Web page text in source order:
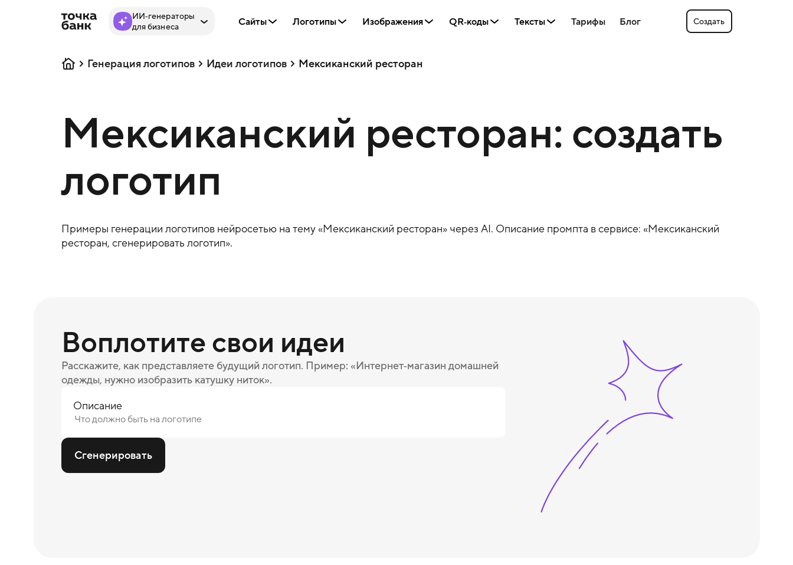
ИИ‑генераторы
для бизнеса
Сайты Логотипы Изображения QR‑коды Тексты Тарифы Блог Создать
Генерация логотипов Идеи логотипов Мексиканский ресторан
Мексиканский ресторан: создать
логотип
Примеры генерации логотипов нейросетью на тему «Мексиканский ресторан» через AI. Описание промпта в сервисе: «Мексиканский
ресторан, сгенерировать логотип».
Воплотите свои идеи
Расскажите, как представляете будущий логотип. Пример: «Интернет‑магазин домашней
одежды, нужно изобразить катушку ниток».
Описание
Сгенерировать